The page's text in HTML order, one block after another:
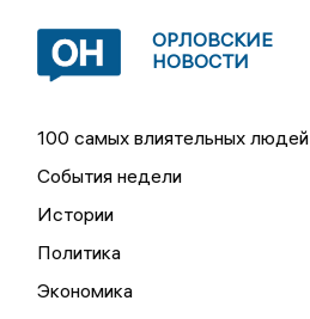
ОРЛОВСКИЕ
НОВОСТИ
100 самых влиятельных людей
События недели
Истории
Политика
Экономика